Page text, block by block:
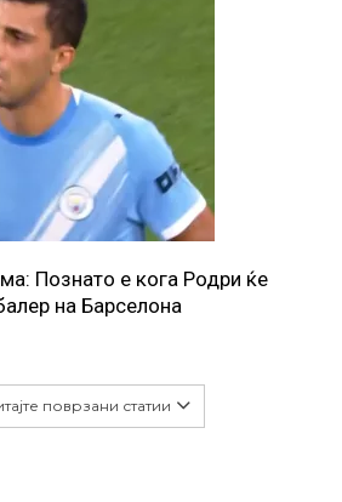
Познато е кога Родри ќе
на Барселона
поврзани статии